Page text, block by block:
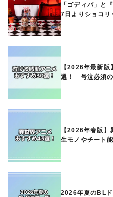
「ゴディバ」
7日よりショコ
【2026年最新
選！ 号泣必須
【2026年春版
生モノやチート
2026年夏のBL